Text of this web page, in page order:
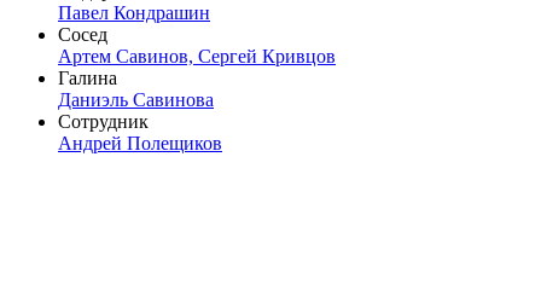
Павел Кондрашин
Сосед
Артем Савинов, Сергей Кривцов
Галина
Даниэль Савинова
Сотрудник
Андрей Полещиков